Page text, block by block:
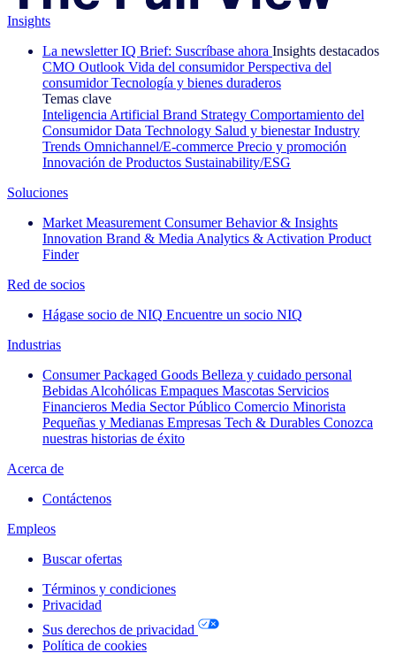
Insights
La newsletter IQ Brief: Suscríbase ahora Insights destacados
CMO Outlook Vida del consumidor Perspectiva del
consumidor Tecnología y bienes duraderos
Temas clave
Inteligencia Artificial Brand Strategy Comportamiento del
Consumidor Data Technology Salud y bienestar Industry
Trends Omnichannel/E-commerce Precio y promoción
Innovación de Productos Sustainability/ESG
Soluciones
Market Measurement Consumer Behavior & Insights
Innovation Brand & Media Analytics & Activation Product
Finder
Red de socios
Hágase socio de NIQ Encuentre un socio NIQ
Industrias
Consumer Packaged Goods Belleza y cuidado personal
Bebidas Alcohólicas Empaques Mascotas Servicios
Financieros Media Sector Público Comercio Minorista
Pequeñas y Medianas Empresas Tech & Durables Conozca
nuestras historias de éxito
Acerca de
Contáctenos
Empleos
Buscar ofertas
Términos y condiciones
Privacidad
Sus derechos de privacidad
Política de cookies